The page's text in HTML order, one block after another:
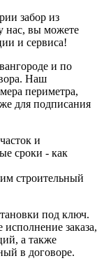
забор из
нас, вы можете
и сервиса!
и по
Наш
периметра,
для подписания
и
сроки - как
строительный
под ключ.
заказа,
а также
в договоре.